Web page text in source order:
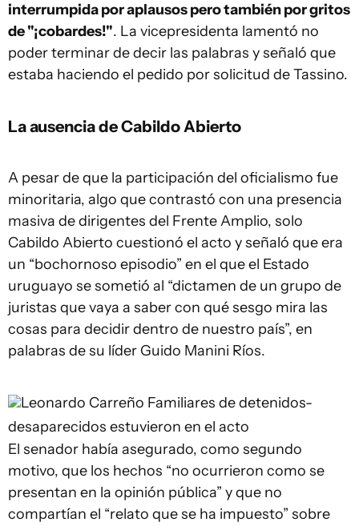
interrumpida por aplausos pero también por gritos
de "¡cobardes!". La vicepresidenta lamentó no
poder terminar de decir las palabras y señaló que
estaba haciendo el pedido por solicitud de Tassino.
La ausencia de Cabildo Abierto
A pesar de que la participación del oficialismo fue
minoritaria, algo que contrastó con una presencia
masiva de dirigentes del Frente Amplio, solo
Cabildo Abierto cuestionó el acto y señaló que era
un “bochornoso episodio” en el que el Estado
uruguayo se sometió al “dictamen de un grupo de
juristas que vaya a saber con qué sesgo mira las
cosas para decidir dentro de nuestro país”, en
palabras de su líder Guido Manini Ríos.
Leonardo Carreño Familiares de detenidos-
desaparecidos estuvieron en el acto
El senador había asegurado, como segundo
motivo, que los hechos “no ocurrieron como se
presentan en la opinión pública” y que no
compartían el “relato que se ha impuesto” sobre